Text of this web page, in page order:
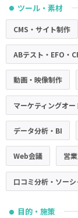
● ツール・素材
CMS・サイト制作
ABテスト・EFO・
動画・映像制作
マーケティングオー
データ分析・BI
Web会議 営
口コミ分析・ソー
● 目的・施策